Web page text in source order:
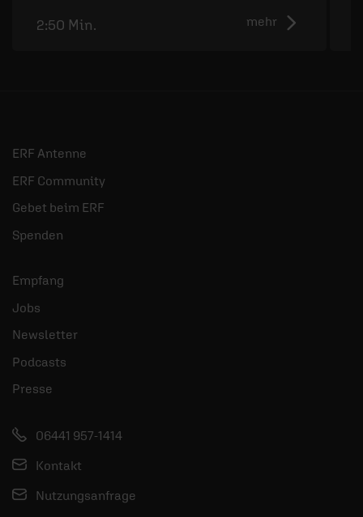
mehr
2:50 Min.
ERF Antenne
ERF Community
Gebet beim ERF
Spenden
Empfang
Jobs
Newsletter
Podcasts
Presse
06441 957-1414
Kontakt
Nutzungsanfrage